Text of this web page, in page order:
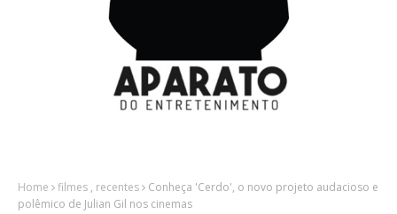
Home filmes , recentes
Conheça 'Cerdo', o novo projeto audacioso e
polêmico de Julian Gil nos cinemas